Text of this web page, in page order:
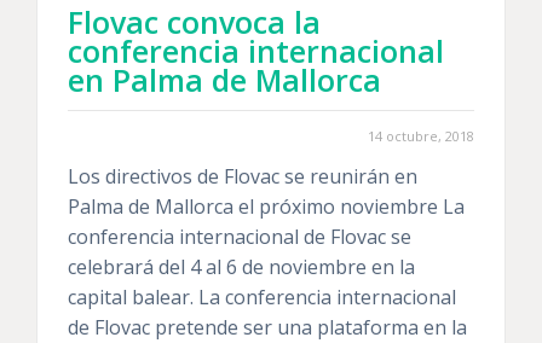
Flovac convoca la
conferencia internacional
en Palma de Mallorca
14 octubre, 2018
Los directivos de Flovac se reunirán en
Palma de Mallorca el próximo noviembre La
conferencia internacional de Flovac se
celebrará del 4 al 6 de noviembre en la
capital balear. La conferencia internacional
de Flovac pretende ser una plataforma en la